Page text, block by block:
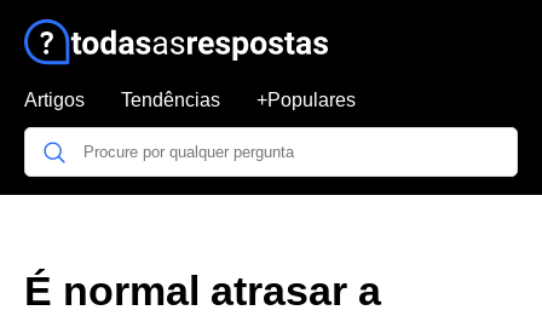
Artigos Tendências +Populares
É normal atrasar a